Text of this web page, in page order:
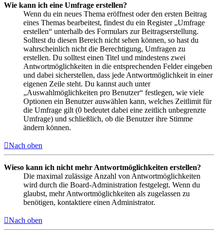
Wie kann ich eine Umfrage erstellen?
Wenn du ein neues Thema eröffnest oder den ersten Beitrag
eines Themas bearbeitest, findest du ein Register „Umfrage
erstellen“ unterhalb des Formulars zur Beitragserstellung.
Solltest du diesen Bereich nicht sehen können, so hast du
wahrscheinlich nicht die Berechtigung, Umfragen zu
erstellen. Du solltest einen Titel und mindestens zwei
Antwortmöglichkeiten in die entsprechenden Felder eingeben
und dabei sicherstellen, dass jede Antwortmöglichkeit in einer
eigenen Zeile steht. Du kannst auch unter
„Auswahlmöglichkeiten pro Benutzer“ festlegen, wie viele
Optionen ein Benutzer auswählen kann, welches Zeitlimit für
die Umfrage gilt (0 bedeutet dabei eine zeitlich unbegrenzte
Umfrage) und schließlich, ob die Benutzer ihre Stimme
ändern können.
Nach oben
Wieso kann ich nicht mehr Antwortmöglichkeiten erstellen?
Die maximal zulässige Anzahl von Antwortmöglichkeiten
wird durch die Board-Administration festgelegt. Wenn du
glaubst, mehr Antwortmöglichkeiten als zugelassen zu
benötigen, kontaktiere einen Administrator.
Nach oben